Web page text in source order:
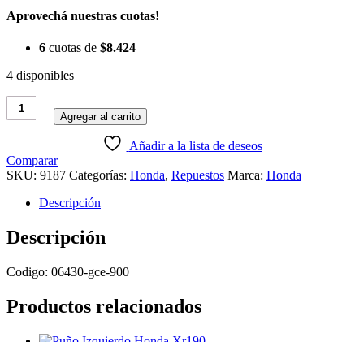
Aprovechá nuestras cuotas!
6 cuotas de $8.424
4 disponibles
Zapata
Freno
Xr125
cantidad
Agregar al carrito
Añadir a la lista de deseos
Comparar
SKU: 9187 Categorías: Honda, Repuestos Marca: Honda
Descripción
Descripción
Codigo: 06430-gce-900
Productos relacionados